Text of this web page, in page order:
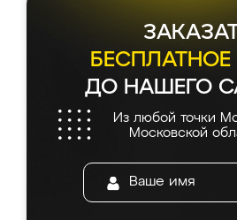
БЕСПЛАТНОЕ
ДО НАШЕГО
Из любой точки
Московской